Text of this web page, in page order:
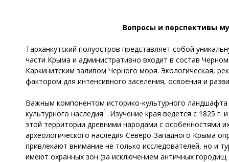
Вопросы и перспективы
Тарханкутский полуостров представляет собой
части Крыма и административно входит в состав
Каркинитским заливом Черного моря. Экологическая,
фактором для интенсивного заселения, освоения и
Важным компонентом историко-культурного
культурного наследия1 . Изучение края ведется с 1825 г.
этой территории древними народами с особенностями
археологического наследия Северо-Западного Крыма
привлекают внимание не только исследователей, но и
имеют охранных зон (за исключением античных